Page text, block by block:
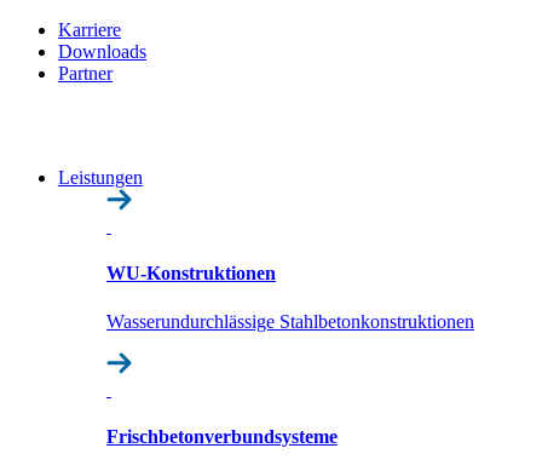
Karriere
Downloads
Partner
Leistungen
WU-Konstruktionen
Wasserundurchlässige Stahlbetonkonstruktionen
Frisch­beton­verbund­systeme